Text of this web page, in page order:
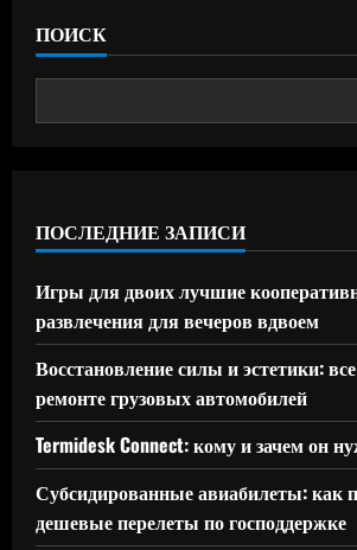
ПОИСК
ПОСЛЕДНИЕ ЗАПИСИ
Игры для двоих лучшие
развлечения для вечеров вдвоем
Восстановление силы и эстетики:
ремонте грузовых автомобилей
Termidesk Connect: кому и зачем он
Субсидированные авиабилеты: как
дешевые перелеты по господдержке